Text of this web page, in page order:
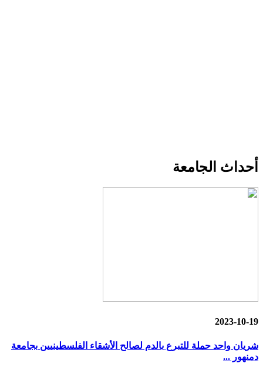
أحداث الجامعة
2023-10-19
شريان واحد حملة للتبرع بالدم لصالح الأشقاء الفلسطينيين بجامعة
دمنهور ...